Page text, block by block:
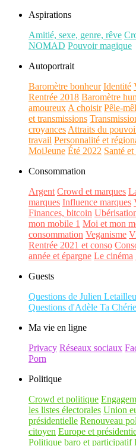
Aspirations
Amitié, sexe, genre, rêve
NOMAD Pouvoir magique
Autoportrait
Baromètre bonheur Identité
Rentrée 2018 Baromètre
amoureux A choisir Pêle-
et transmissions
croyances Attraits du
travail Personnalité et
MoiJeune Été 2022 Santé
Consommation
Argent Crowd et marques
marques Influence marques
Finances, bitcoin
mon mobile 1 Moi et mon
consommation Veganisme
Rentrée 2021 et conso
année et épargne Le cinéma
Guests
Questions de Julien
Questions d'Adèle Ta Chérie
Ma vie en ligne
Privacy Réseaux sociaux
Porn
Politique
Crowd et politique
les listes électorales Union
présidentielle Renouveau
citoyen Europe et
Politique baro et participatif